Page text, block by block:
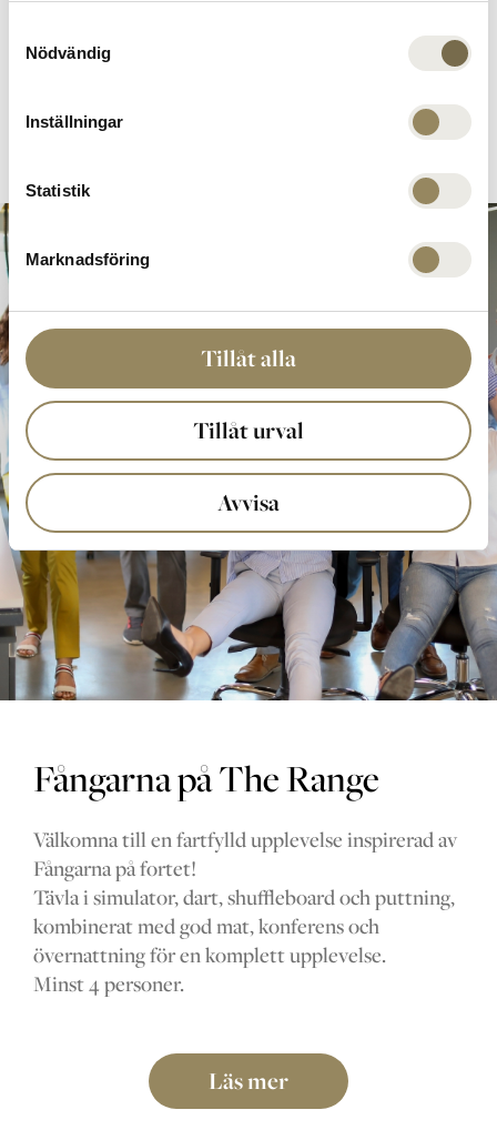
Nödvändig
Inställningar
Statistik
Marknadsföring
Tillåt alla
Tillåt urval
Avvisa
Fångarna på The Range
Välkomna till en fartfylld upplevelse inspirerad av
Fångarna på fortet!
Tävla i simulator, dart, shuffleboard och puttning,
kombinerat med god mat, konferens och
övernattning för en komplett upplevelse.
Minst 4 personer.
Läs mer